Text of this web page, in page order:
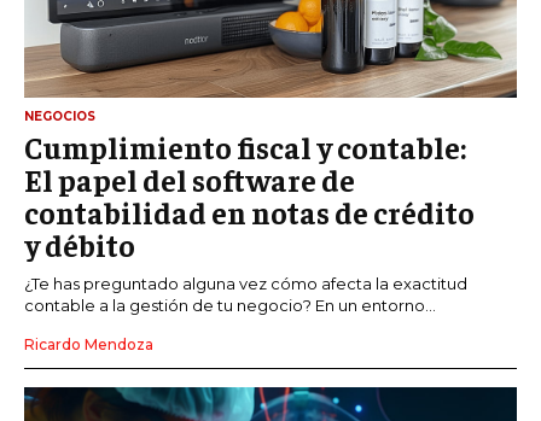
NEGOCIOS
Cumplimiento fiscal y contable:
El papel del software de
contabilidad en notas de crédito
y débito
¿Te has preguntado alguna vez cómo afecta la exactitud
contable a la gestión de tu negocio? En un entorno...
Ricardo Mendoza